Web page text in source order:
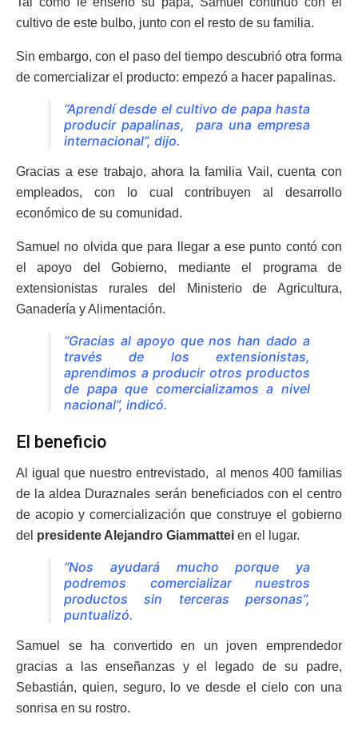
cultivo de este bulbo, junto con el resto de su familia.
Sin embargo, con el paso del tiempo descubrió otra forma
de comercializar el producto: empezó a hacer papalinas.
“Aprendí desde el cultivo de papa hasta
producir papalinas, para una empresa
internacional”, dijo.
Gracias a ese trabajo, ahora la familia Vail, cuenta con
empleados, con lo cual contribuyen al desarrollo
económico de su comunidad.
Samuel no olvida que para llegar a ese punto contó con
el apoyo del Gobierno, mediante el programa de
extensionistas rurales del Ministerio de Agricultura,
Ganadería y Alimentación.
“Gracias al apoyo que nos han dado a
través de los extensionistas,
aprendimos a producir otros productos
de papa que comercializamos a nivel
nacional”, indicó.
El beneficio
Al igual que nuestro entrevistado, al menos 400 familias
de la aldea Duraznales serán beneficiados con el centro
de acopio y comercialización que construye el gobierno
del presidente Alejandro Giammattei en el lugar.
“Nos ayudará mucho porque ya
podremos comercializar nuestros
productos sin terceras personas”,
puntualizó.
Samuel se ha convertido en un joven emprendedor
gracias a las enseñanzas y el legado de su padre,
Sebastián, quien, seguro, lo ve desde el cielo con una
sonrisa en su rostro.